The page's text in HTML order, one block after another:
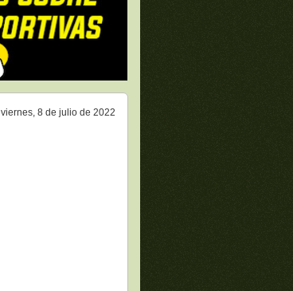
viernes, 8 de julio de 2022